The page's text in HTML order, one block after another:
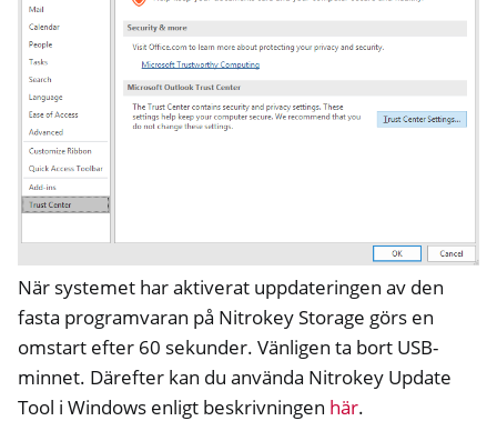
När systemet har aktiverat uppdateringen av den
fasta programvaran på Nitrokey Storage görs en
omstart efter 60 sekunder. Vänligen ta bort USB-
minnet. Därefter kan du använda Nitrokey Update
Tool i Windows enligt beskrivningen här.